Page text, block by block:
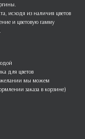
исходя из наличия цветов
и цветовую гамму
для цветов
желании мы можем
заказа в корзине)